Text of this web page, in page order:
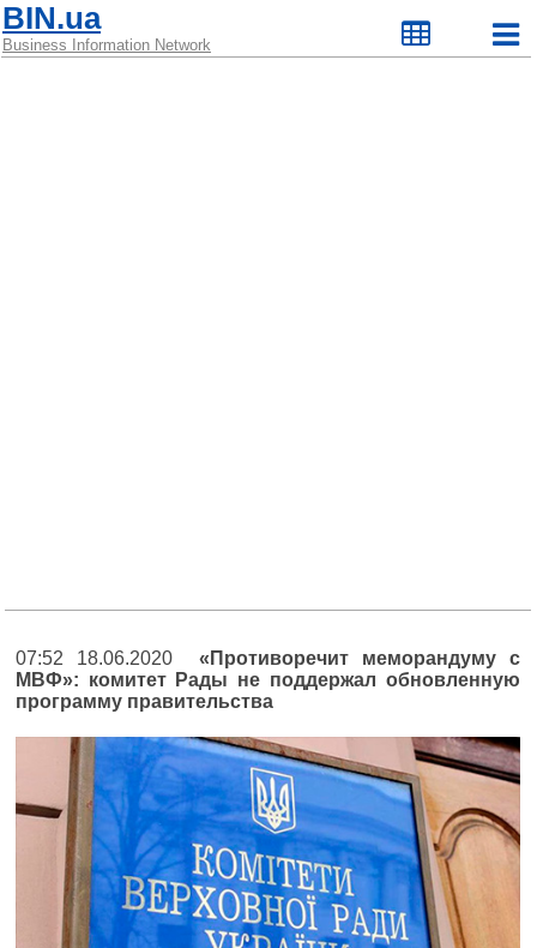
BIN.ua
Business Information Network
07:52 18.06.2020 «Противоречит меморандуму с
МВФ»: комитет Рады не поддержал обновленную
программу правительства